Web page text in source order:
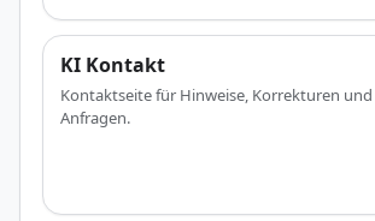
KI Kontakt
Kontaktseite für Hinweise, Korrekturen
Anfragen.